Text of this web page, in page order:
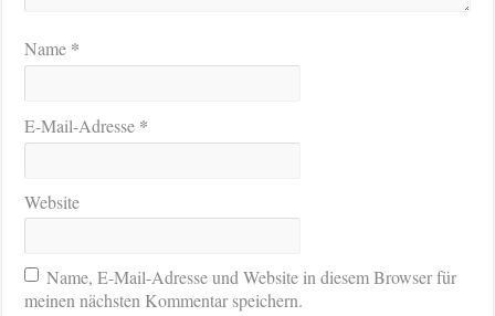
Name *
E-Mail-Adresse *
Website
Name, E-Mail-Adresse und Website in diesem Browser für
meinen nächsten Kommentar speichern.